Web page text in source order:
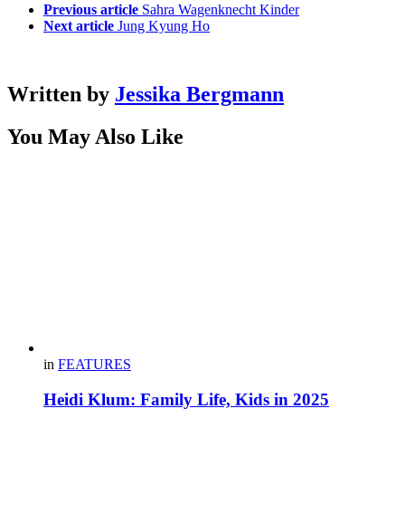
Previous article Sahra Wagenknecht Kinder
Next article Jung Kyung Ho
Written by Jessika Bergmann
You May Also Like
in FEATURES
Heidi Klum: Family Life, Kids in 2025